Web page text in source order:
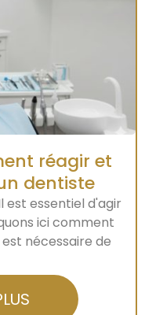
réagir et
dentiste
est essentiel d'agir
ici comment
nécessaire de